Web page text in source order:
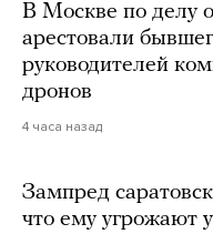
В Москве по делу
арестовали
руководителей
дронов
4 часа назад
Зампред
что ему угрожают